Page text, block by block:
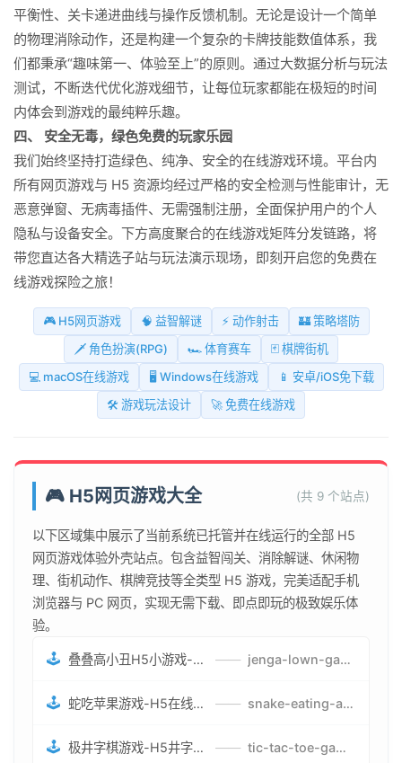
平衡性、关卡递进曲线与操作反馈机制。无论是设计一个简单
的物理消除动作，还是构建一个复杂的卡牌技能数值体系，我
们都秉承“趣味第一、体验至上”的原则。通过大数据分析与玩法
测试，不断迭代优化游戏细节，让每位玩家都能在极短的时间
内体会到游戏的最纯粹乐趣。
四、 安全无毒，绿色免费的玩家乐园
我们始终坚持打造绿色、纯净、安全的在线游戏环境。平台内
所有网页游戏与 H5 资源均经过严格的安全检测与性能审计，无
恶意弹窗、无病毒插件、无需强制注册，全面保护用户的个人
隐私与设备安全。下方高度聚合的在线游戏矩阵分发链路，将
带您直达各大精选子站与玩法演示现场，即刻开启您的免费在
线游戏探险之旅！
🎮 H5网页游戏 🧠 益智解谜 ⚡ 动作射击
🏰 策略塔防
🗡️ 角色扮演(RPG)
🏎️ 体育赛车
🃏 棋牌街机
💻 macOS在线游戏
🖥️ Windows在线游戏
📱 安卓/iOS免下载
🛠️ 游戏玩法设计
🚀 免费在线游戏
🎮 H5网页游戏大全 (共 9 个站点)
以下区域集中展示了当前系统已托管并在线运行的全部 H5
网页游戏体验外壳站点。包含益智闯关、消除解谜、休闲物
理、街机动作、棋牌竞技等全类型 H5 游戏，完美适配手机
浏览器与 PC 网页，实现无需下载、即点即玩的极致娱乐体
验。
🕹️ 叠叠高小丑H5小游戏-刺激游戏叠叠高小丑竞技赛-网页在线叠叠高小丑闯关游戏 —— jenga-lown-game.smartwatchmanufacturer.cn
🕹️ 蛇吃苹果游戏-H5在线蛇吃苹果网页游戏-有趣休闲游戏 —— snake-eating-apple-game.smartwatchmanufacturer.cn
🕹️ 极井字棋游戏-H5井字棋免费游戏-在线闯关变身超人打怪兽井字棋游戏 —— tic-tac-toe-game.smartwatchmanufacturer.cn